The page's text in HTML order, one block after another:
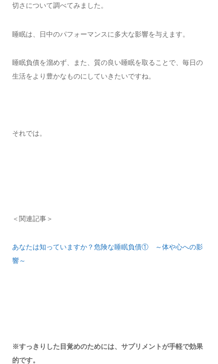
切さについて調べてみました。
睡眠は、日中のパフォーマンスに多大な影響を与えます。
睡眠負債を溜めず、また、質の良い睡眠を取ることで、毎日の
生活をより豊かなものにしていきたいですね。
それでは。
＜関連記事＞
あなたは知っていますか？危険な睡眠負債① ～体や心への影
響～
※すっきりした目覚めのためには、サプリメントが手軽で効果
的です。